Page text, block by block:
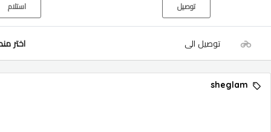
توصيل استلام
توصيل الى اختر
sheglam